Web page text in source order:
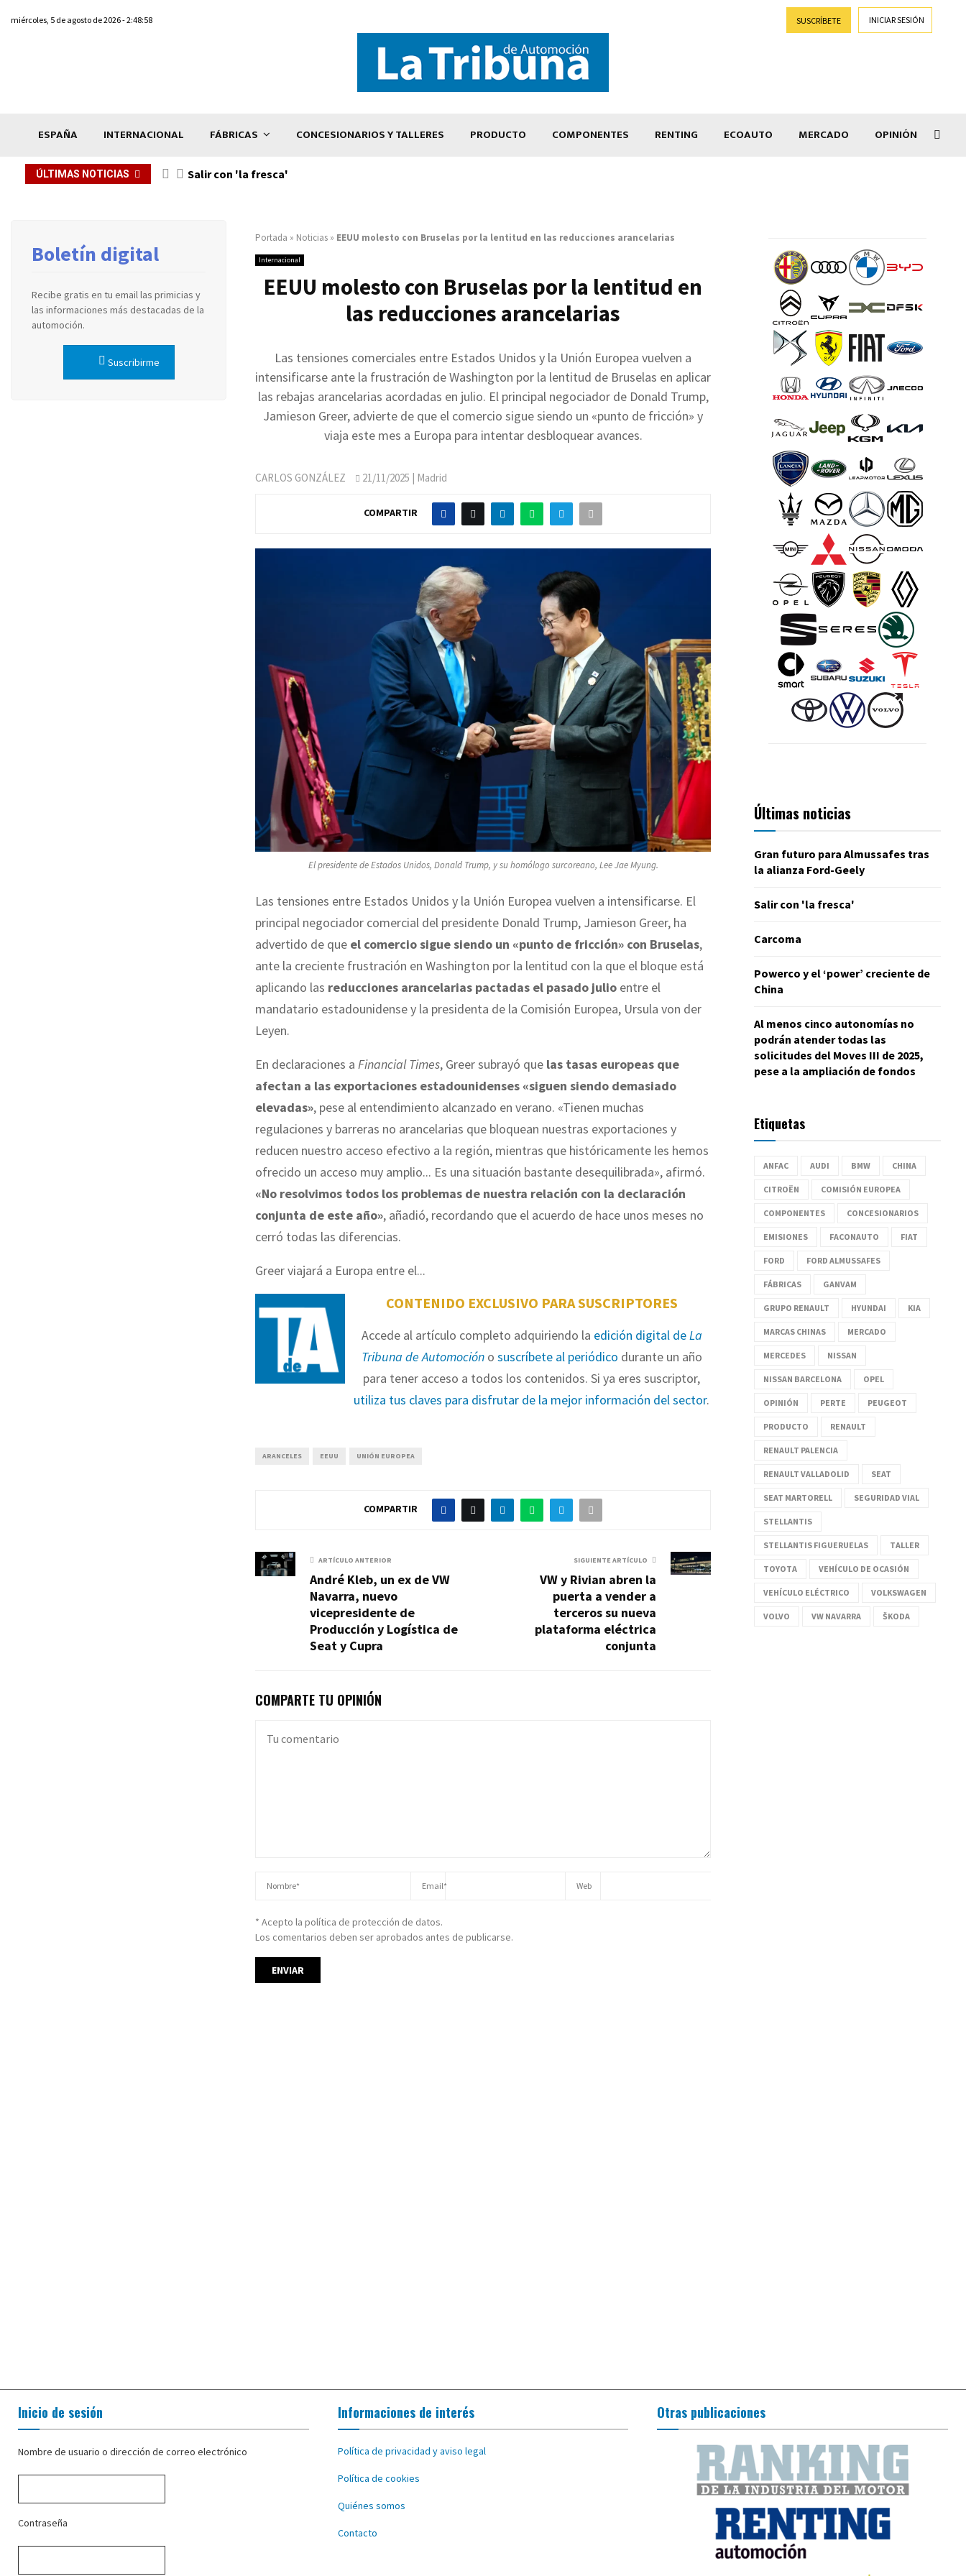
miércoles, 5 de agosto de 2026 - 2:48:58 SUSCRÍBETE INICIAR SESIÓN
ESPAÑA INTERNACIONAL FÁBRICAS CONCESIONARIOS Y TALLERES PRODUCTO COMPONENTES RENTING ECOAUTO MERCADO OPINIÓN
ÚLTIMAS NOTICIAS Salir con 'la fresca'
Portada » Noticias » EEUU molesto con Bruselas por la lentitud en las reducciones arancelarias
Internacional
EEUU molesto con Bruselas por la lentitud en
las reducciones arancelarias
Las tensiones comerciales entre Estados Unidos y la Unión Europea vuelven a
intensificarse ante la frustración de Washington por la lentitud de Bruselas en aplicar
las rebajas arancelarias acordadas en julio. El principal negociador de Donald Trump,
Jamieson Greer, advierte de que el comercio sigue siendo un «punto de fricción» y
viaja este mes a Europa para intentar desbloquear avances.
CARLOS GONZÁLEZ 21/11/2025 | Madrid
COMPARTIR
El presidente de Estados Unidos, Donald Trump, y su homólogo surcoreano, Lee Jae Myung.
Las tensiones entre Estados Unidos y la Unión Europea vuelven a intensificarse. El
principal negociador comercial del presidente Donald Trump, Jamieson Greer, ha
advertido de que el comercio sigue siendo un «punto de fricción» con Bruselas,
ante la creciente frustración en Washington por la lentitud con la que el bloque está
aplicando las reducciones arancelarias pactadas el pasado julio entre el
mandatario estadounidense y la presidenta de la Comisión Europea, Ursula von der
Leyen.
En declaraciones a Financial Times, Greer subrayó que las tasas europeas que
afectan a las exportaciones estadounidenses «siguen siendo demasiado
elevadas», pese al entendimiento alcanzado en verano. «Tienen muchas
regulaciones y barreras no arancelarias que bloquean nuestras exportaciones y
reducen nuestro acceso efectivo a la región, mientras que históricamente les hemos
ofrecido un acceso muy amplio... Es una situación bastante desequilibrada», afirmó.
«No resolvimos todos los problemas de nuestra relación con la declaración
conjunta de este año», añadió, recordando que el acuerdo de hace unos meses no
cerró todas las diferencias.
Greer viajará a Europa entre el...
CONTENIDO EXCLUSIVO PARA SUSCRIPTORES
Accede al artículo completo adquiriendo la edición digital deLa
Tribuna de Automocióno suscríbete al periódico durante un año
para tener acceso a todos los contenidos. Si ya eres suscriptor,
utiliza tus claves para disfrutar de la mejor información del sector.
ARANCELES EEUU UNIÓN EUROPEA
COMPARTIR
ARTÍCULO ANTERIOR
André Kleb, un ex de VW
Navarra, nuevo
vicepresidente de
Producción y Logística de
Seat y Cupra
SIGUIENTE ARTÍCULO
VW y Rivian abren la
puerta a vender a
terceros su nueva
plataforma eléctrica
conjunta
COMPARTE TU OPINIÓN
* Acepto la política de protección de datos.
Los comentarios deben ser aprobados antes de publicarse.
Boletín digital
Recibe gratis en tu email las primicias y
las informaciones más destacadas de la
automoción.
Suscribirme
Últimas noticias
Gran futuro para Almussafes tras
la alianza Ford-Geely
Salir con 'la fresca'
Carcoma
Powerco y el ‘power’ creciente de
China
Al menos cinco autonomías no
podrán atender todas las
solicitudes del Moves III de 2025,
pese a la ampliación de fondos
Etiquetas
ANFAC AUDI BMW CHINA
CITROËN COMISIÓN EUROPEA
COMPONENTES CONCESIONARIOS
EMISIONES FACONAUTO FIAT
FORD FORD ALMUSSAFES
FÁBRICAS GANVAM
GRUPO RENAULT HYUNDAI KIA
MARCAS CHINAS MERCADO
MERCEDES NISSAN
NISSAN BARCELONA OPEL
OPINIÓN PERTE PEUGEOT
PRODUCTO RENAULT
RENAULT PALENCIA
RENAULT VALLADOLID SEAT
SEAT MARTORELL SEGURIDAD VIAL
STELLANTIS
STELLANTIS FIGUERUELAS TALLER
TOYOTA VEHÍCULO DE OCASIÓN
VEHÍCULO ELÉCTRICO VOLKSWAGEN
VOLVO VW NAVARRA ŠKODA
Inicio de sesión
Nombre de usuario o dirección de correo electrónico
Contraseña
Informaciones de interés
Política de privacidad y aviso legal
Política de cookies
Quiénes somos
Contacto
Otras publicaciones